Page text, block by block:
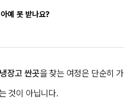
예 못 받나요?
장고 싼곳을 찾는 여정은 단순히 가
것이 아닙니다.